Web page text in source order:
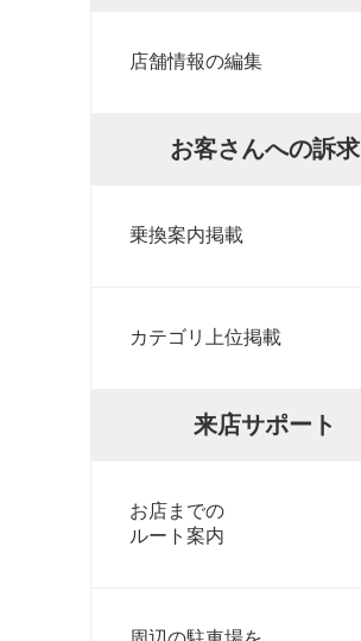
店舗情報の編集
お客さんへの訴求
乗換案内掲載
カテゴリ上位掲載
来店サポート
お店までの
ルート案内